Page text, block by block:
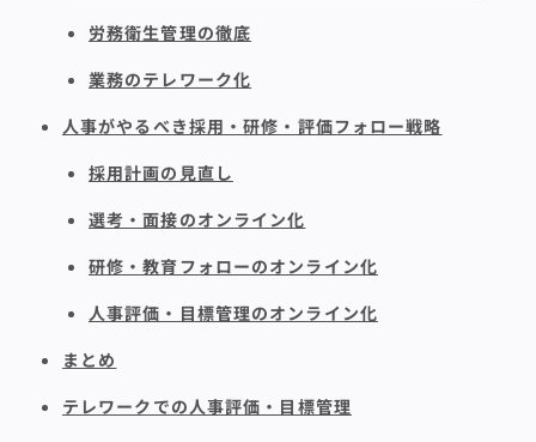
労務衛生管理の徹底
業務のテレワーク化
人事がやるべき採用・研修・評価フォロー戦略
採用計画の見直し
選考・面接のオンライン化
研修・教育フォローのオンライン化
人事評価・目標管理のオンライン化
まとめ
テレワークでの人事評価・目標管理